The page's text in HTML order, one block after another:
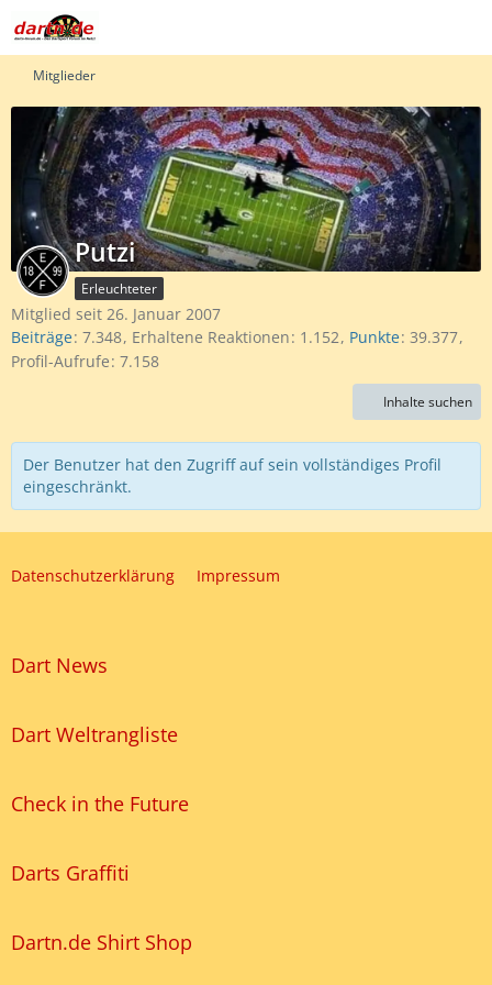
Mitglieder
Putzi
Erleuchteter
Mitglied seit 26. Januar 2007
Beiträge 7.348 Erhaltene Reaktionen 1.152 Punkte 39.377
Profil-Aufrufe 7.158
Inhalte suchen
Der Benutzer hat den Zugriff auf sein vollständiges Profil
eingeschränkt.
Datenschutzerklärung Impressum
Dart News
Dart Weltrangliste
Check in the Future
Darts Graffiti
Dartn.de Shirt Shop